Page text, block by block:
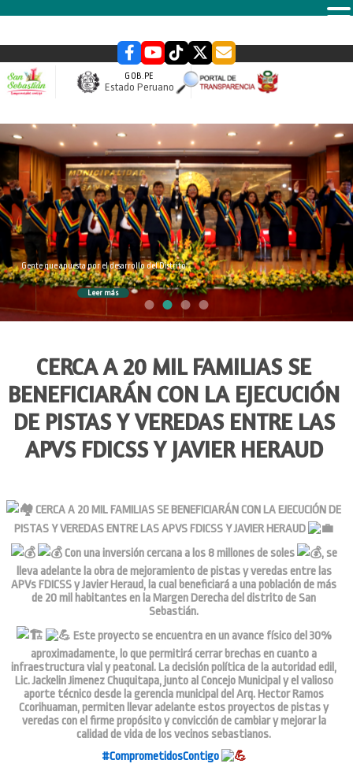
GOB.PE
Estado Peruano
slider
Gente que apuesta por el desarrollo del Distrito
Leer más
CERCA A 20 MIL FAMILIAS SE
BENEFICIARÁN CON LA EJECUCIÓN
DE PISTAS Y VEREDAS ENTRE LAS
APVS FDICSS Y JAVIER HERAUD
CERCA A 20 MIL FAMILIAS SE BENEFICIARÁN CON LA EJECUCIÓN DE
PISTAS Y VEREDAS ENTRE LAS APVS FDICSS Y JAVIER HERAUD
Con una inversión cercana a los 8 millones de soles
, se
lleva adelante la obra de mejoramiento de pistas y veredas entre las
APVs FDICSS y Javier Heraud, la cual beneficiará a una población de más
de 20 mil habitantes en la Margen Derecha del distrito de San
Sebastián.
Este proyecto se encuentra en un avance físico del 30%
aproximadamente, lo que permitirá cerrar brechas en cuanto a
infraestructura vial y peatonal. La decisión política de la autoridad edil,
Lic. Jackelin Jimenez Chuquitapa, junto al Concejo Municipal y el valioso
aporte técnico desde la gerencia municipal del Arq. Hector Ramos
Ccorihuaman, permiten llevar adelante estos proyectos de pistas y
veredas con el firme propósito y convicción de cambiar y mejorar la
calidad de vida de los vecinos sebastianos.
#ComprometidosContigo